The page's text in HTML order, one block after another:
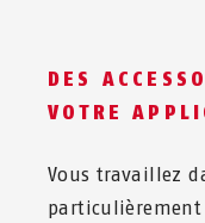
DES
VOTRE
Vous travaillez
particulièrement